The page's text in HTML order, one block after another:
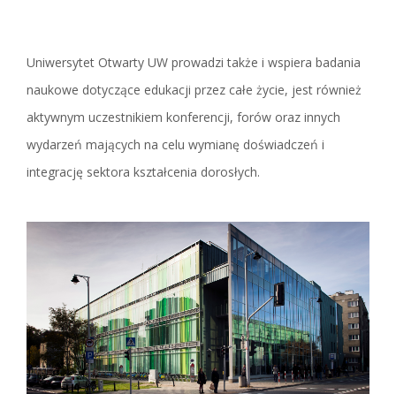
Uniwersytet Otwarty UW prowadzi także i wspiera badania
naukowe dotyczące edukacji przez całe życie, jest również
aktywnym uczestnikiem konferencji, forów oraz innych
wydarzeń mających na celu wymianę doświadczeń i
integrację sektora kształcenia dorosłych.